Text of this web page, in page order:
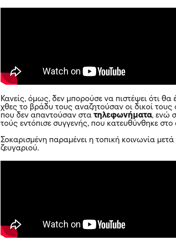
Κανείς, όμως, δεν μπορούσε να πιστέψει ότι
χθες το βράδυ τους αναζητούσαν οι δικοί
που δεν απαντούσαν στατηλεφωνήματα, ενώ
τούς εντόπισε συγγενής, που κατευθύνθηκε
Σοκαρισμένη παραμένει η τοπική κοινωνία
ζευγαριού.